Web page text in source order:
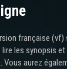
française
les synopsis
aurez